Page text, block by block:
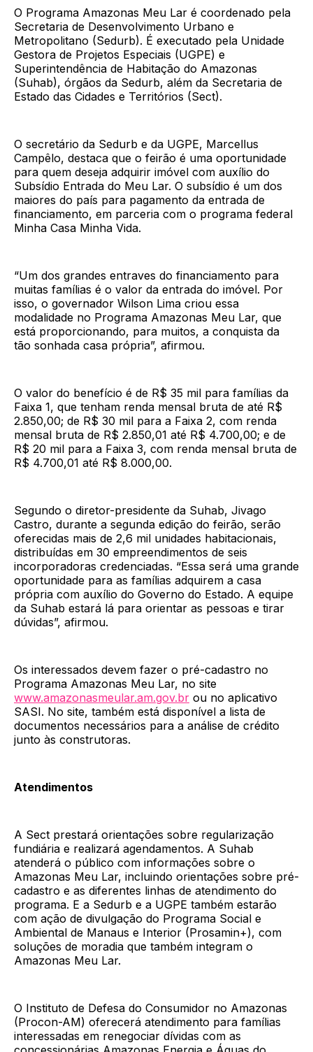
O Programa Amazonas Meu Lar é coordenado pela
Secretaria de Desenvolvimento Urbano e
Metropolitano (Sedurb). É executado pela Unidade
Gestora de Projetos Especiais (UGPE) e
Superintendência de Habitação do Amazonas
(Suhab), órgãos da Sedurb, além da Secretaria de
Estado das Cidades e Territórios (Sect).
O secretário da Sedurb e da UGPE, Marcellus
Campêlo, destaca que o feirão é uma oportunidade
para quem deseja adquirir imóvel com auxílio do
Subsídio Entrada do Meu Lar. O subsídio é um dos
maiores do país para pagamento da entrada de
financiamento, em parceria com o programa federal
Minha Casa Minha Vida.
“Um dos grandes entraves do financiamento para
muitas famílias é o valor da entrada do imóvel. Por
isso, o governador Wilson Lima criou essa
modalidade no Programa Amazonas Meu Lar, que
está proporcionando, para muitos, a conquista da
tão sonhada casa própria”, afirmou.
O valor do benefício é de R$ 35 mil para famílias da
Faixa 1, que tenham renda mensal bruta de até R$
2.850,00; de R$ 30 mil para a Faixa 2, com renda
mensal bruta de R$ 2.850,01 até R$ 4.700,00; e de
R$ 20 mil para a Faixa 3, com renda mensal bruta de
R$ 4.700,01 até R$ 8.000,00.
Segundo o diretor-presidente da Suhab, Jivago
Castro, durante a segunda edição do feirão, serão
oferecidas mais de 2,6 mil unidades habitacionais,
distribuídas em 30 empreendimentos de seis
incorporadoras credenciadas. “Essa será uma grande
oportunidade para as famílias adquirem a casa
própria com auxílio do Governo do Estado. A equipe
da Suhab estará lá para orientar as pessoas e tirar
dúvidas”, afirmou.
Os interessados devem fazer o pré-cadastro no
Programa Amazonas Meu Lar, no site
www.amazonasmeular.am.gov.br ou no aplicativo
SASI. No site, também está disponível a lista de
documentos necessários para a análise de crédito
junto às construtoras.
Atendimentos
A Sect prestará orientações sobre regularização
fundiária e realizará agendamentos. A Suhab
atenderá o público com informações sobre o
Amazonas Meu Lar, incluindo orientações sobre pré-
cadastro e as diferentes linhas de atendimento do
programa. E a Sedurb e a UGPE também estarão
com ação de divulgação do Programa Social e
Ambiental de Manaus e Interior (Prosamin+), com
soluções de moradia que também integram o
Amazonas Meu Lar.
O Instituto de Defesa do Consumidor no Amazonas
(Procon-AM) oferecerá atendimento para famílias
interessadas em renegociar dívidas com as